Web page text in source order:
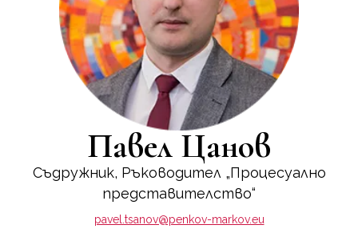
Павел Цанов
Съдружник, Ръководител „Процесуално
представителство“
pavel.tsanov@penkov-markov.eu